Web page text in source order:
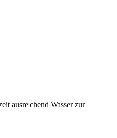
ausreichend Wasser zur